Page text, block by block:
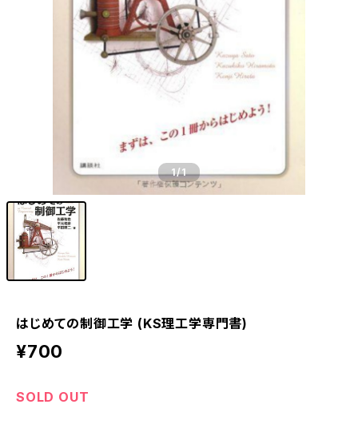
1/1
はじめての制御工学 (KS理工学専門書)
¥700
SOLD OUT